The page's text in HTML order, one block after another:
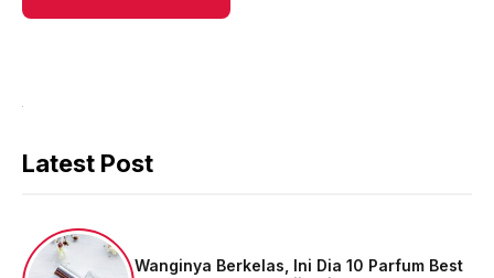
Latest Post
Wanginya Berkelas, Ini Dia 10 Parfum Best